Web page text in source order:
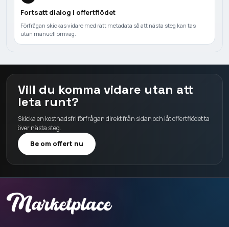
Fortsatt dialog i offertflödet
Förfrågan skickas vidare med rätt metadata så att nästa steg kan tas
utan manuell omväg.
Vill du komma vidare utan att
leta runt?
Skicka en kostnadsfri förfrågan direkt från sidan och låt offertflödet ta
över nästa steg.
Be om offert nu